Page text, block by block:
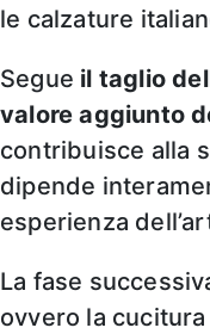
le calzature
Segue il taglio
valore aggiunto
contribuisce alla
dipende
esperienza
La fase
ovvero la